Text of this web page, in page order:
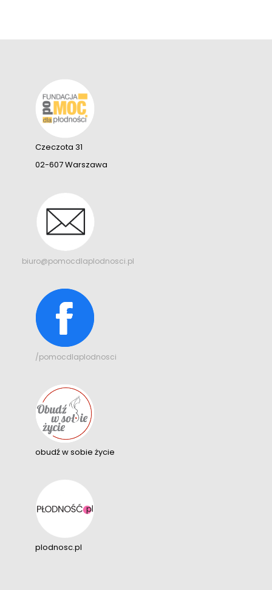
Czeczota 31
02-607 Warszawa
biuro@pomocdlaplodnosci.pl
/pomocdlaplodnosci
obudź w sobie życie
plodnosc.pl